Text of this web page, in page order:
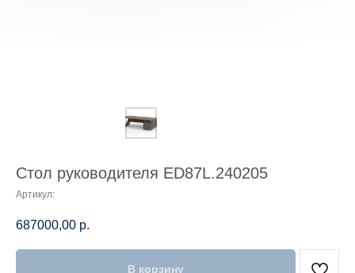
Стол руководителя ED87L.240205
Артикул:
687000,00 р.
В корзину